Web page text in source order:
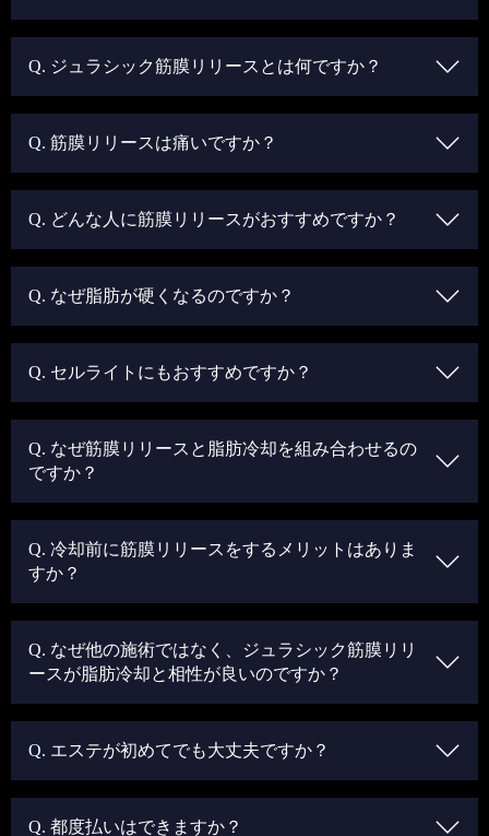
Q. ジュラシック筋膜リリースとは何ですか？
Q. 筋膜リリースは痛いですか？
Q. どんな人に筋膜リリースがおすすめですか？
Q. なぜ脂肪が硬くなるのですか？
Q. セルライトにもおすすめですか？
Q. なぜ筋膜リリースと脂肪冷却を組み合わせるの
ですか？
Q. 冷却前に筋膜リリースをするメリットはありま
すか？
Q. なぜ他の施術ではなく、ジュラシック筋膜リリ
ースが脂肪冷却と相性が良いのですか？
Q. エステが初めてでも大丈夫ですか？
Q. 都度払いはできますか？